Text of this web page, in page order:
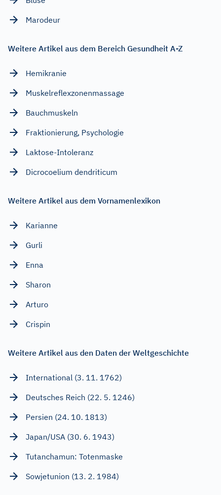
Marodeur
Weitere Artikel aus dem Bereich Gesundheit A-Z
Hemikranie
Muskelreflexzonenmassage
Bauchmuskeln
Fraktionierung, Psychologie
Laktose-Intoleranz
Dicrocoelium dendriticum
Weitere Artikel aus dem Vornamenlexikon
Karianne
Gurli
Enna
Sharon
Arturo
Crispin
Weitere Artikel aus den Daten der Weltgeschichte
International (3. 11. 1762)
Deutsches Reich (22. 5. 1246)
Persien (24. 10. 1813)
Japan/USA (30. 6. 1943)
Tutanchamun: Totenmaske
Sowjetunion (13. 2. 1984)